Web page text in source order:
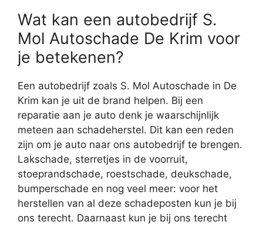
Wat kan een autobedrijf S.
Mol Autoschade De Krim voor
je betekenen?
Een autobedrijf zoals S. Mol Autoschade in De
Krim kan je uit de brand helpen. Bij een
reparatie aan je auto denk je waarschijnlijk
meteen aan schadeherstel. Dit kan een reden
zijn om je auto naar ons autobedrijf te brengen.
Lakschade, sterretjes in de voorruit,
stoeprandschade, roestschade, deukschade,
bumperschade en nog veel meer: voor het
herstellen van al deze schadeposten kun je bij
ons terecht. Daarnaast kun je bij ons terecht